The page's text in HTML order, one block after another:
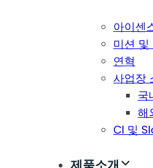
아이센
미션 및
연혁
사업장
국
해
CI 및